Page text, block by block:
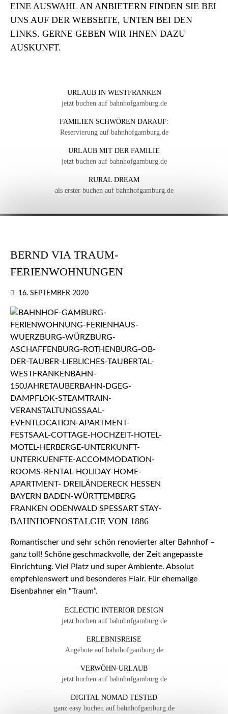
EINE AUSWAHL AN ANBIETERN FINDEN SIE BEI
UNS AUF DER WEBSEITE, UNTEN BEI DEN
LINKS. GERNE GEBEN WIR IHNEN DAZU
AUSKUNFT.
URLAUB IN WESTFRANKEN
jetzt buchen auf bahnhofgamburg.de
FAMILIEN SCHWÖREN DARAUF:
Reservierung auf bahnhofgamburg.de
URLAUB MIT DER FAMILIE
jetzt buchen auf bahnhofgamburg.de
RURAL DREAM
als erster buchen auf bahnhofgamburg.de
BERND VIA TRAUM-
FERIENWOHNUNGEN
16. SEPTEMBER 2020
BAHNHOFNOSTALGIE VON 1886
Romantischer und sehr schön renovierter alter Bahnhof –
ganz toll! Schöne geschmackvolle, der Zeit angepasste
Einrichtung. Viel Platz und super Ambiente. Absolut
empfehlenswert und besonderes Flair. Für ehemalige
Eisenbahner ein “Traum”.
ECLECTIC INTERIOR DESIGN
jetzt buchen auf bahnhofgamburg.de
ERLEBNISREISE
Angebote auf bahnhofgamburg.de
VERWÖHN-URLAUB
jetzt buchen auf bahnhofgamburg.de
DIGITAL NOMAD TESTED
ganz easy buchen auf bahnhofgamburg.de